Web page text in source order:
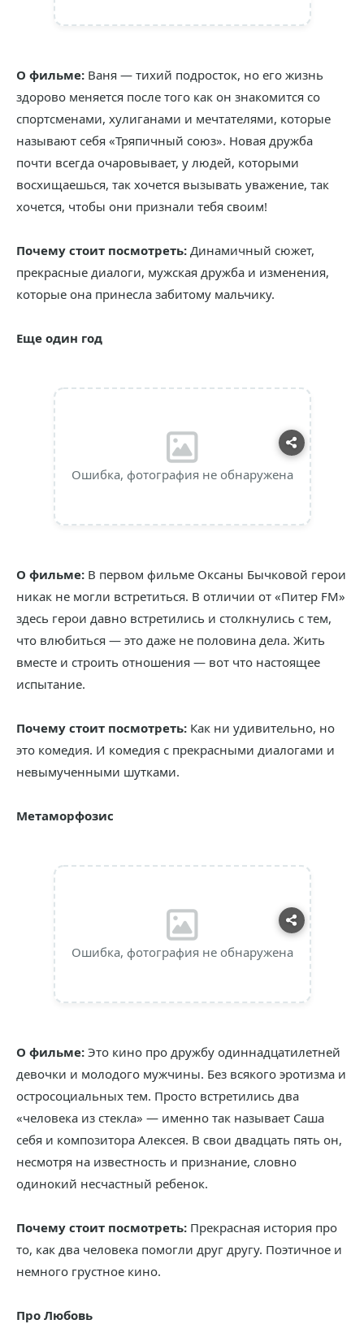
О фильме: Ваня — тихий подросток, но его жизнь
здорово меняется после того как он знакомится со
спортсменами, хулиганами и мечтателями, которые
называют себя «Тряпичный союз». Новая дружба
почти всегда очаровывает, у людей, которыми
восхищаешься, так хочется вызывать уважение, так
хочется, чтобы они признали тебя своим!
Почему стоит посмотреть: Динамичный сюжет,
прекрасные диалоги, мужская дружба и изменения,
которые она принесла забитому мальчику.
Еще один год
Ошибка, фотография не обнаружена
О фильме: В первом фильме Оксаны Бычковой герои
никак не могли встретиться. В отличии от «Питер FM»
здесь герои давно встретились и столкнулись с тем,
что влюбиться — это даже не половина дела. Жить
вместе и строить отношения — вот что настоящее
испытание.
Почему стоит посмотреть: Как ни удивительно, но
это комедия. И комедия с прекрасными диалогами и
невымученными шутками.
Метаморфозис
Ошибка, фотография не обнаружена
О фильме: Это кино про дружбу одиннадцатилетней
девочки и молодого мужчины. Без всякого эротизма и
остросоциальных тем. Просто встретились два
«человека из стекла» — именно так называет Саша
себя и композитора Алексея. В свои двадцать пять он,
несмотря на известность и признание, словно
одинокий несчастный ребенок.
Почему стоит посмотреть: Прекрасная история про
то, как два человека помогли друг другу. Поэтичное и
немного грустное кино.
Про Любовь